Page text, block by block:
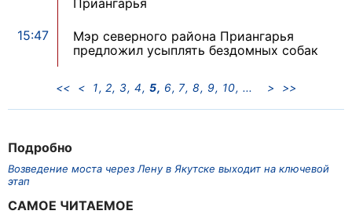
Подробно
Возведение моста через Лену в Якутске выходит на ключевой
этап
САМОЕ ЧИТАЕМОЕ
Приангарья
15:47
Мэр северного района Приангарья
предложил усыплять бездомных собак
<< < 1 2 3 4 5 6 7 8 9 10 > >>